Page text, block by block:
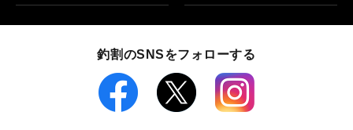
釣割のSNSをフォローする